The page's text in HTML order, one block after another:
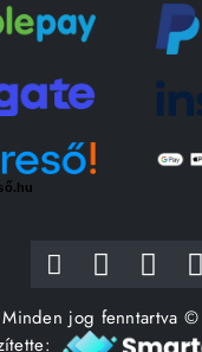
Minden jog fenntartva